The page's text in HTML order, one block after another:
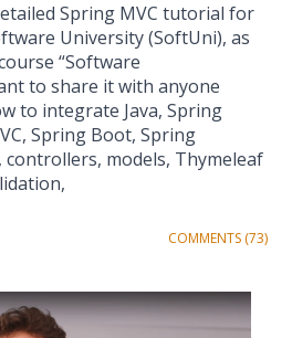
Spring MVC tutorial for
University (SoftUni), as
“Software
to share it with anyone
to integrate Java, Spring
Spring Boot, Spring
models, Thymeleaf
COMMENTS (73)